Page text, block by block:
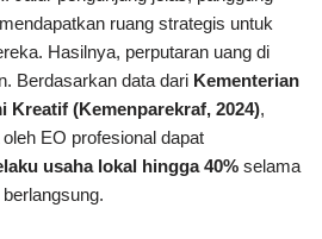
ruang strategis untuk
Hasilnya, perputaran uang di
Berdasarkan data dari Kementerian
Kreatif (Kemenparekraf, 2024),
EO profesional dapat
usaha lokal hingga 40% selama